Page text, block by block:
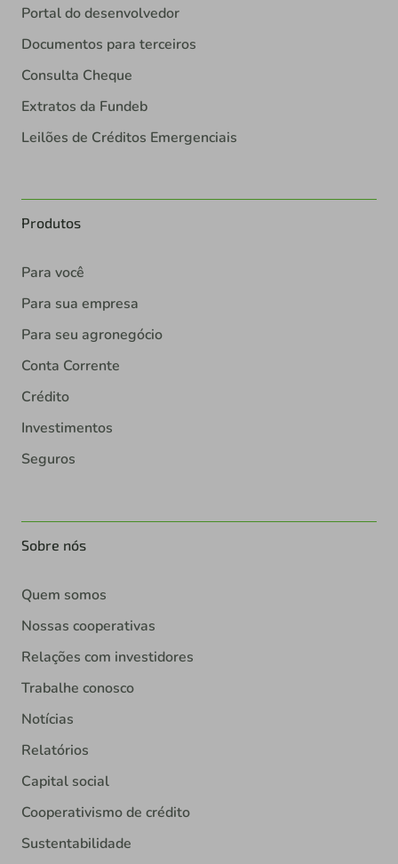
Portal do desenvolvedor
Documentos para terceiros
Consulta Cheque
Extratos da Fundeb
Leilões de Créditos Emergenciais
Produtos
Para você
Para sua empresa
Para seu agronegócio
Conta Corrente
Crédito
Investimentos
Seguros
Sobre nós
Quem somos
Nossas cooperativas
Relações com investidores
Trabalhe conosco
Notícias
Relatórios
Capital social
Cooperativismo de crédito
Sustentabilidade